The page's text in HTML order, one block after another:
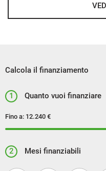
Calcola il finanziamento
1 Quanto vuoi finanziare
Fino a: 12.240 €
2 Mesi finanziabili